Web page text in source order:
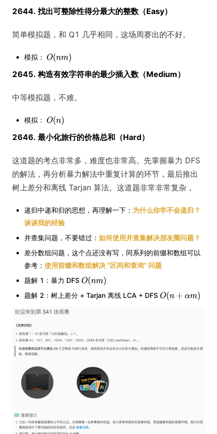
2644. 找出可整除性得分最大的整数（Easy）
简单模拟题，和 Q1 几乎相同，这场周赛出的不好。
模拟：
2645. 构造有效字符串的最少插入数（Medium）
中等模拟题，不难。
模拟：
2646. 最小化旅行的价格总和（Hard）
这道题的考点非常多，难度也非常高。先掌握暴力 DFS
的解法，再分析暴力解法中重复计算的环节，最后推出
树上差分和离线 Tarjan 算法。这道题非常非常复杂，
递归中递和归的思想，再理解一下： 为什么你学不会递归？
谈谈我的经验
并查集问题，不要错过： 如何使用并查集解决朋友圈问题？
差分数组问题，这个点还没有写，同系列的前缀和数组可以
参考： 使用前缀和数组解决 “区间和查询” 问题
题解 1：暴力 DFS
题解 2：树上差分 + Tarjan 离线 LCA + DFS